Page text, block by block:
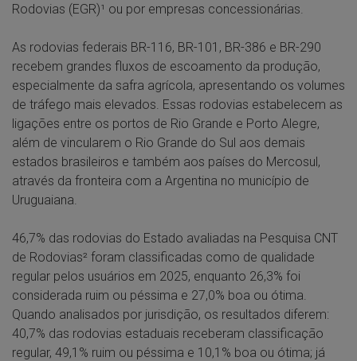
Rodovias (EGR)¹ ou por empresas concessionárias.
As rodovias federais BR-116, BR-101, BR-386 e BR-290
recebem grandes fluxos de escoamento da produção,
especialmente da safra agrícola, apresentando os volumes
de tráfego mais elevados. Essas rodovias estabelecem as
ligações entre os portos de Rio Grande e Porto Alegre,
além de vincularem o Rio Grande do Sul aos demais
estados brasileiros e também aos países do Mercosul,
através da fronteira com a Argentina no município de
Uruguaiana.
46,7% das rodovias do Estado avaliadas na Pesquisa CNT
de Rodovias² foram classificadas como de qualidade
regular pelos usuários em 2025, enquanto 26,3% foi
considerada ruim ou péssima e 27,0% boa ou ótima.
Quando analisados por jurisdição, os resultados diferem:
40,7% das rodovias estaduais receberam classificação
regular, 49,1% ruim ou péssima e 10,1% boa ou ótima; já